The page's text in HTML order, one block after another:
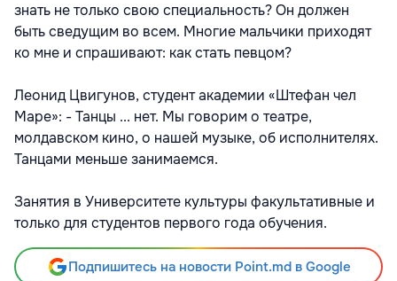
знать не только свою специальность? Он должен
быть сведущим во всем. Многие мальчики приходят
ко мне и спрашивают: как стать певцом?
Леонид Цвигунов, студент академии «Штефан чел
Маре»: - Танцы ... нет. Мы говорим о театре,
молдавском кино, о нашей музыке, об исполнителях.
Танцами меньше занимаемся.
Занятия в Университете культуры факультативные и
только для студентов первого года обучения.
Подпишитесь на новости Point.md в Google